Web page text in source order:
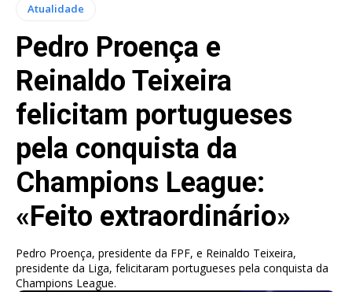
Atualidade
Pedro Proença e
Reinaldo Teixeira
felicitam portugueses
pela conquista da
Champions League:
«Feito extraordinário»
Pedro Proença, presidente da FPF, e Reinaldo Teixeira,
presidente da Liga, felicitaram portugueses pela conquista da
Champions League.